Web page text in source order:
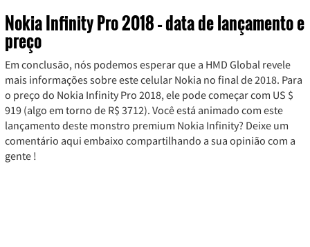
Nokia Infinity Pro 2018 – data de lançamento e
preço
Em conclusão, nós podemos esperar que a HMD Global revele
mais informações sobre este celular Nokia no final de 2018. Para
o preço do Nokia Infinity Pro 2018, ele pode começar com US $
919 (algo em torno de R$ 3712). Você está animado com este
lançamento deste monstro premium Nokia Infinity? Deixe um
comentário aqui embaixo compartilhando a sua opinião com a
gente !